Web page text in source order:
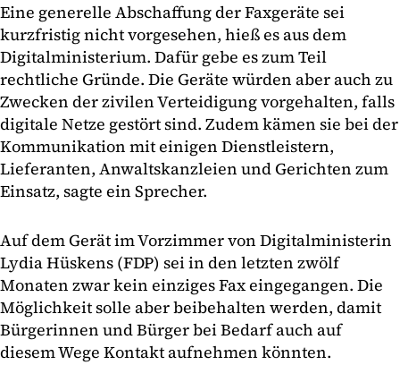
Eine generelle Abschaffung der Faxgeräte sei
kurzfristig nicht vorgesehen, hieß es aus dem
Digitalministerium. Dafür gebe es zum Teil
rechtliche Gründe. Die Geräte würden aber auch zu
Zwecken der zivilen Verteidigung vorgehalten, falls
digitale Netze gestört sind. Zudem kämen sie bei der
Kommunikation mit einigen Dienstleistern,
Lieferanten, Anwaltskanzleien und Gerichten zum
Einsatz, sagte ein Sprecher.
Auf dem Gerät im Vorzimmer von Digitalministerin
Lydia Hüskens (FDP) sei in den letzten zwölf
Monaten zwar kein einziges Fax eingegangen. Die
Möglichkeit solle aber beibehalten werden, damit
Bürgerinnen und Bürger bei Bedarf auch auf
diesem Wege Kontakt aufnehmen könnten.